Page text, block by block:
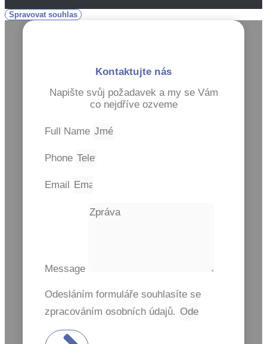
Spravovat souhlas
Kontaktujte nás
Napište svůj požadavek a my se Vám
co nejdříve ozveme
Full Name
Phone
Email
Message
Odesláním formuláře souhlasíte se
zpracováním osobních údajů.